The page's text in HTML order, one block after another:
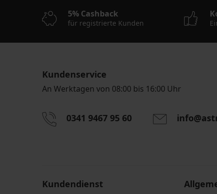
5% Cashback
für registrierte Kunden
Kundenservice
An Werktagen von 08:00 bis 16:00 Uhr
0341 9467 95 60
Kundendienst